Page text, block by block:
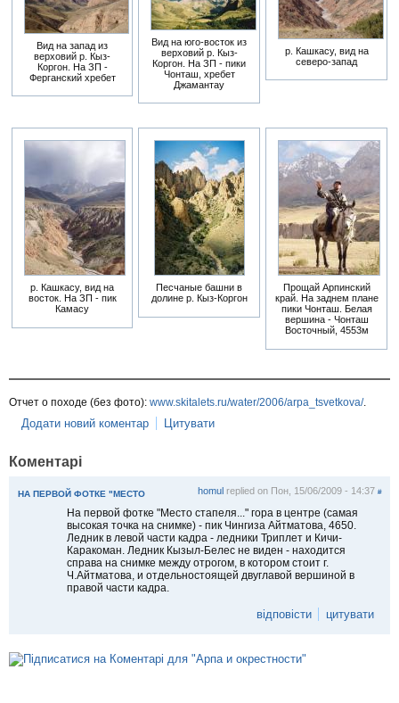
Вид на запад из
верховий р. Кыз-
Коргон. На ЗП -
Ферганский хребет
Вид на юго-восток из
верховий р. Кыз-
Коргон. На ЗП - пики
Чонташ, хребет
Джамантау
р. Кашкасу, вид на
северо-запад
р. Кашкасу, вид на
восток. На ЗП - пик
Камасу
Песчаные башни в
долине р. Кыз-Коргон
Прощай Арпинский
край. На заднем плане
пики Чонташ. Белая
вершина - Чонташ
Восточный, 4553м
Отчет о походе (без фото): www.skitalets.ru/water/2006/arpa_tsvetkova/.
Додати новий коментар Цитувати
Коментарі
НА ПЕРВОЙ ФОТКЕ "МЕСТО homul replied on Пон, 15/06/2009 - 14:37 #
На первой фотке "Место стапеля..." гора в центре (самая
высокая точка на снимке) - пик Чингиза Айтматова, 4650.
Ледник в левой части кадра - ледники Триплет и Кичи-
Каракоман. Ледник Кызыл-Белес не виден - находится
справа на снимке между отрогом, в котором стоит г.
Ч.Айтматова, и отдельностоящей двуглавой вершиной в
правой части кадра.
відповісти цитувати